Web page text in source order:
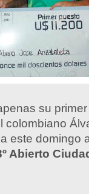
su
colombiano
este domingo
Abierto